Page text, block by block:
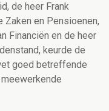
de heer Frank
Zaken en Pensioenen,
Financiën en de heer
keurde de
goed betreffende